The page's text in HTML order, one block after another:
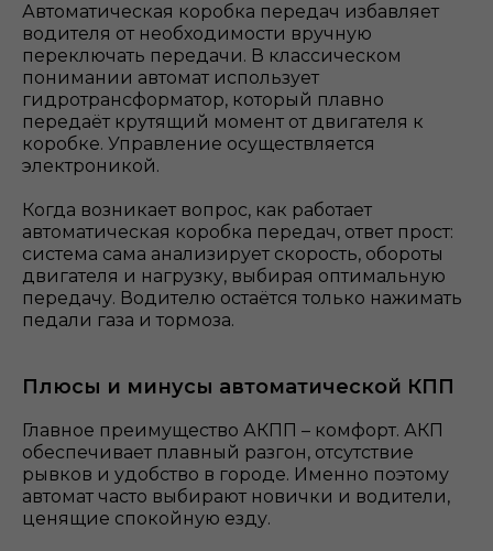
Автоматическая коробка передач избавляет
водителя от необходимости вручную
переключать передачи. В классическом
понимании автомат использует
гидротрансформатор, который плавно
передаёт крутящий момент от двигателя к
коробке. Управление осуществляется
электроникой.
Когда возникает вопрос, как работает
автоматическая коробка передач, ответ прост:
система сама анализирует скорость, обороты
двигателя и нагрузку, выбирая оптимальную
передачу. Водителю остаётся только нажимать
педали газа и тормоза.
Плюсы и минусы автоматической КПП
Главное преимущество АКПП – комфорт. АКП
обеспечивает плавный разгон, отсутствие
рывков и удобство в городе. Именно поэтому
автомат часто выбирают новички и водители,
ценящие спокойную езду.